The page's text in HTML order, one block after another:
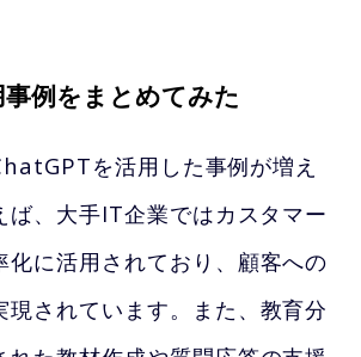
例をまとめてみた
を活用した事例が増え
ば、大手IT企業ではカスタマー
化に活用されており、顧客への
現されています。また、教育分